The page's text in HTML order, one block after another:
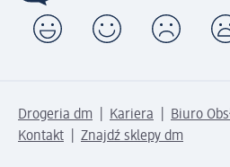
Drogeria dm Kariera
Biuro
Kontakt
Znajdź sklepy dm